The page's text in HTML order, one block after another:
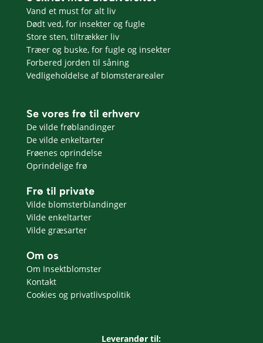
Vand et must for alt liv
Dødt ved, for insekter og fugle
Store sten, tiltrækker liv
Træer og buske, for fugle og insekter
Forbered jorden til såning
Vedligeholdelse af blomsterarealer
Se vores frø til erhverv
De vilde frøblandinger
De vilde enkeltarter
Frøenes oprindelse
Oprindelige frø
Frø til private
Vilde blomsterblandinger
Vilde enkeltarter
Vilde græsarter
Om os
Om Insektblomster
Kontakt
Cookies og privatlivspolitik
Leverandør til: